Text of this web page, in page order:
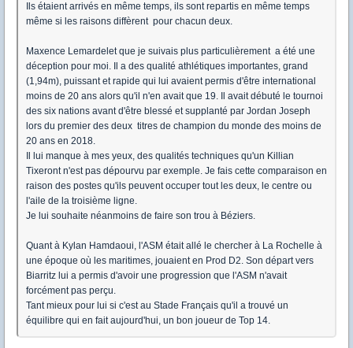
Ils étaient arrivés en même temps, ils sont repartis en même temps
même si les raisons diffèrent pour chacun deux.
Maxence Lemardelet que je suivais plus particulièrement a été une
déception pour moi. Il a des qualité athlétiques importantes, grand
(1,94m), puissant et rapide qui lui avaient permis d'être international
moins de 20 ans alors qu'il n'en avait que 19. Il avait débuté le tournoi
des six nations avant d'être blessé et supplanté par Jordan Joseph
lors du premier des deux titres de champion du monde des moins de
20 ans en 2018.
Il lui manque à mes yeux, des qualités techniques qu'un Killian
Tixeront n'est pas dépourvu par exemple. Je fais cette comparaison en
raison des postes qu'ils peuvent occuper tout les deux, le centre ou
l'aile de la troisième ligne.
Je lui souhaite néanmoins de faire son trou à Béziers.
Quant à Kylan Hamdaoui, l'ASM était allé le chercher à La Rochelle à
une époque où les maritimes, jouaient en Prod D2. Son départ vers
Biarritz lui a permis d'avoir une progression que l'ASM n'avait
forcément pas perçu.
Tant mieux pour lui si c'est au Stade Français qu'il a trouvé un
équilibre qui en fait aujourd'hui, un bon joueur de Top 14.